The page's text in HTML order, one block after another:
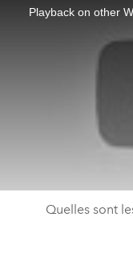
Playback on other
Quelles sont